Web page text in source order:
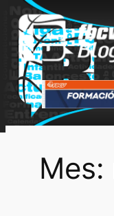
Saltar
contenido
Mes: